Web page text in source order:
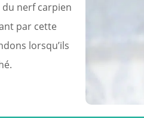
nerf carpien
par cette
lorsqu’ils